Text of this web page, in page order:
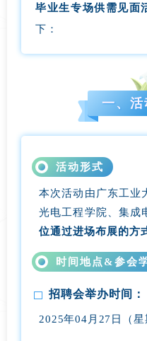
毕业生专场供需见面
下：
一、
活动形式
本次活动由广东工业
光电工程学院、集成
位通过进场布展的方
时间地点&参会
招聘会举办时间：
2025年04月27日（